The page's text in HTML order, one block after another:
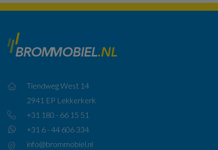
Tiendweg West 14
2941 EP Lekkerkerk
+31 180 - 66 15 51
+31 6 - 44 606 334
info@brommobiel.nl